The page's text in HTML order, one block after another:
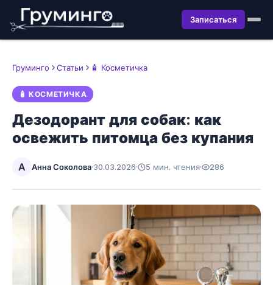
Записаться
Груминго Статьи 🧴 Косметичка
🧴 КОСМЕТИЧКА
Дезодорант для собак: как
освежить питомца без купания
А Анна Соколова·30.03.2026· 5 мин. чтения· 286